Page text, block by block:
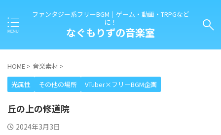
ファンタジー系フリーBGM｜ゲーム・動画・TRPGなど
に！
なぐもりずの音楽室
HOME > 音楽素材 >
光属性
その他の場所 VTuber×フリーBGM企画
丘の上の修道院
2024年3月3日